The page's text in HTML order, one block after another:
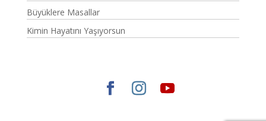
Büyüklere Masallar
Kimin Hayatını Yaşıyorsun